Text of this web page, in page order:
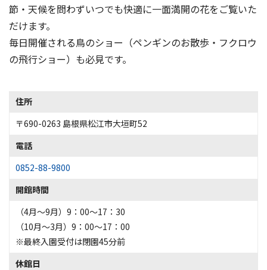
節・天候を問わずいつでも快適に一面満開の花をご覧いた
だけます。
毎日開催される鳥のショー（ペンギンのお散歩・フクロウ
の飛行ショー）も必見です。
住所
〒690-0263 島根県松江市大垣町52
電話
0852-88-9800
開館時間
（4月～9月）9：00～17：30
（10月～3月）9：00～17：00
※最終入園受付は閉園45分前
休館日